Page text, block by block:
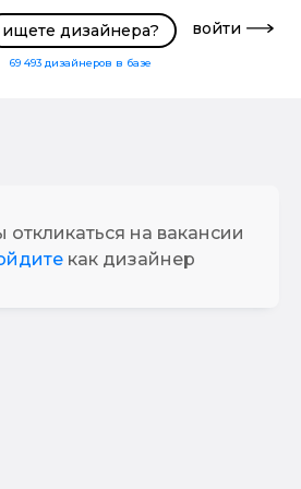
ищете дизайнера?
69 493 дизайнеров в базе
войти
откликаться на вакансии
как дизайнер